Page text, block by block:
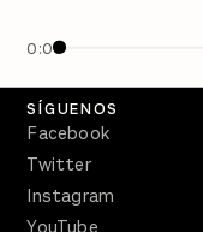
0:00
Crecer en Distopía
SÍGUENOS
Facebook
Twitter
Instagram
YouTube